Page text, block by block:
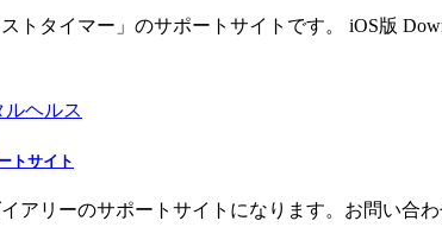
トタイマー」のサポートサイトです。 iOS版
ルヘルス
トサイト
アリーのサポートサイトになります。お問い合